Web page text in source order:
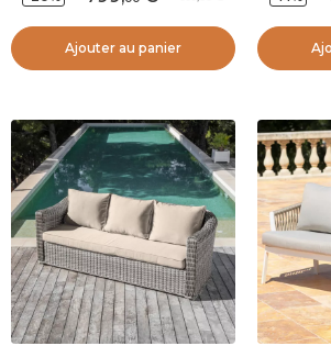
Ajouter au panier